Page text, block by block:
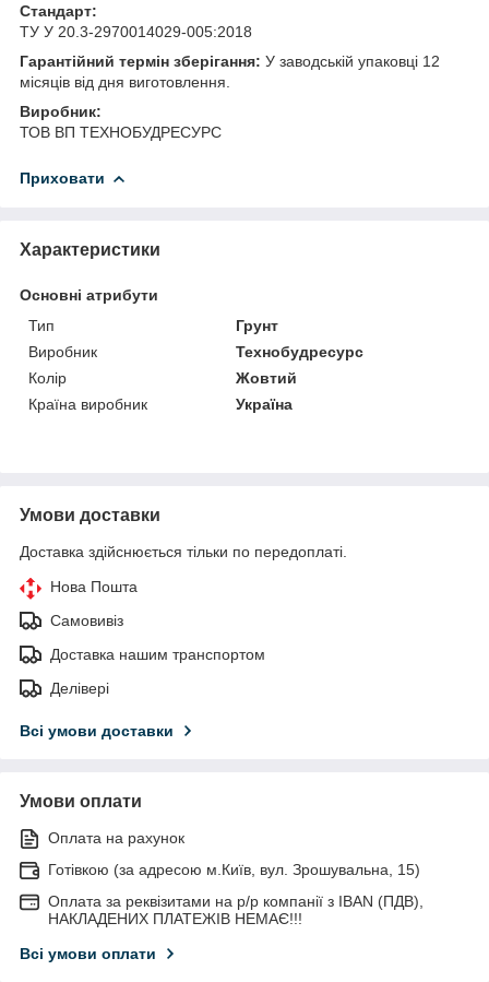
Стандарт:
ТУ У 20.3-2970014029-005:2018
Гарантійний термін зберігання: У заводській упаковці 12
місяців від дня виготовлення.
Виробник:
ТОВ ВП ТЕХНОБУДРЕСУРС
Приховати
Характеристики
Основні атрибути
Тип
Грунт
Виробник
Технобудресурс
Колір
Жовтий
Країна виробник
Україна
Умови доставки
Доставка здійснюється тільки по передоплаті.
Нова Пошта
Самовивіз
Доставка нашим транспортом
Делівері
Всі умови доставки
Умови оплати
Оплата на рахунок
Готівкою (за адресою м.Київ, вул. Зрошувальна, 15)
Оплата за реквізитами на р/р компанії з IBAN (ПДВ),
НАКЛАДЕНИХ ПЛАТЕЖІВ НЕМАЄ!!!
Всі умови оплати